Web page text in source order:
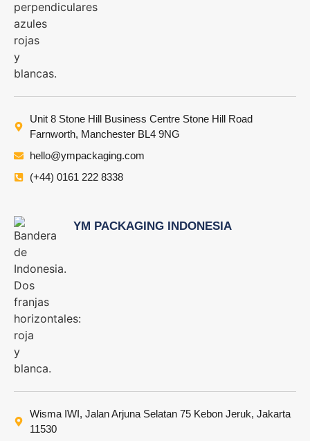
Unit 8 Stone Hill Business Centre Stone Hill Road
Farnworth, Manchester BL4 9NG
hello@ympackaging.com
(+44) 0161 222 8338
YM PACKAGING INDONESIA
Wisma IWI, Jalan Arjuna Selatan 75 Kebon Jeruk, Jakarta
11530